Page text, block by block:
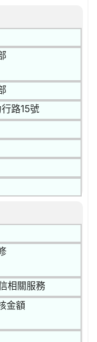
路15號
相關服務
金額